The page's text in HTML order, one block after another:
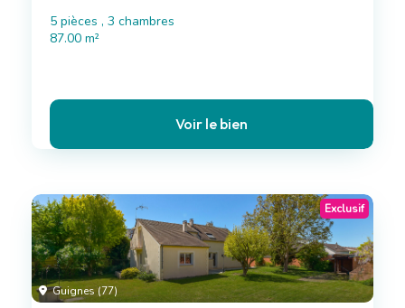
5 pièces , 3 chambres
87.00 m²
Voir le bien
Guignes (77)
Exclusif